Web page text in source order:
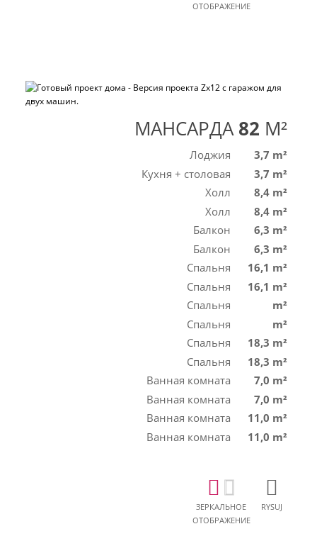
ОТОБРАЖЕНИЕ
МАНСАРДА82 M²
Лоджия
3,7 m²
Кухня + столовая
3,7 m²
Холл
8,4 m²
Холл
8,4 m²
Балкон
6,3 m²
Балкон
6,3 m²
Спальня
16,1 m²
Спальня
16,1 m²
Спальня
m²
Спальня
m²
Спальня
18,3 m²
Спальня
18,3 m²
Ванная комната
7,0 m²
Ванная комната
7,0 m²
Ванная комната
11,0 m²
Ванная комната
11,0 m²
ЗЕРКАЛЬНОЕ
ОТОБРАЖЕНИЕ
RYSUJ